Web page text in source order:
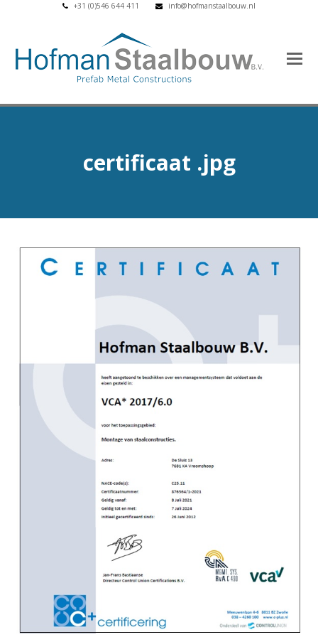
+31 (0)546 644 411 info@hofmanstaalbouw.nl
certificaat .jpg